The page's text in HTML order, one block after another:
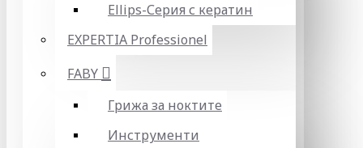
Ellips-Серия с кератин
EXPERTIA Professionel
FABY
Грижа за ноктите
Инструменти